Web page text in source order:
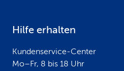
Hilfe erhalten
Kundenservice-Center
Mo–Fr, 8 bis 18 Uhr